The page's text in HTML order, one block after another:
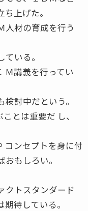
上げた。
人材の育成を行う
いる。
Ｍ講義を行ってい
討中だという。
とは重要だ し、
コンセプトを身に付
もしろい。
クトスタンダード
待している。